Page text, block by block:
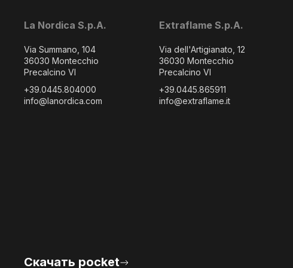
La Nordica S.p.A.
Via Summano, 104
36030 Montecchio
Precalcino VI
+39.0445.804000
info@lanordica.com
Extraflame S.p.A.
Via dell'Artigianato, 12
36030 Montecchio
Precalcino VI
+39.0445.865911
info@extraflame.it
Скачать pocket